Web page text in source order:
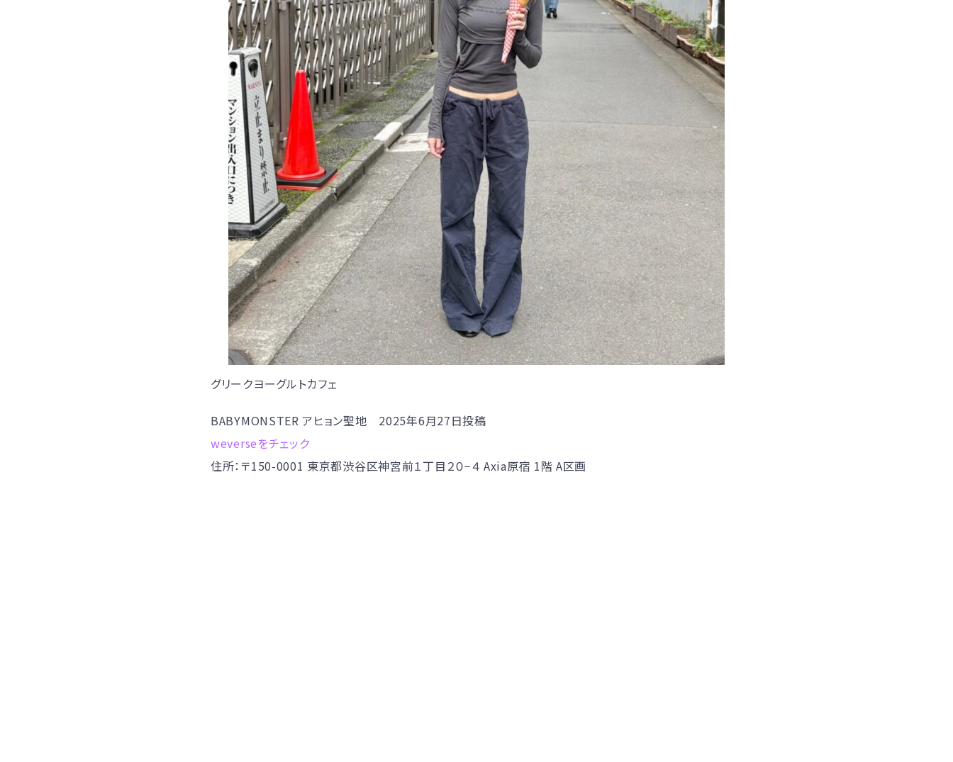
グリークヨーグルトカフェ
BABYMONSTER アヒョン聖地 2025年6月27日投稿
weverseをチェック
住所：〒150-0001 東京都渋谷区神宮前１丁目２０−４ Axia原宿 1階 A区画